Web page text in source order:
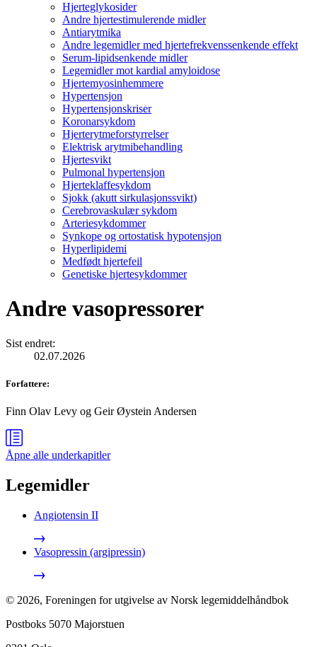
Hjerteglykosider
Andre hjertestimulerende midler
Antiarytmika
Andre legemidler med hjertefrekvenssenkende effekt
Serum-lipidsenkende midler
Legemidler mot kardial amyloidose
Hjertemyosinhemmere
Hypertensjon
Hypertensjonskriser
Koronarsykdom
Hjerterytmeforstyrrelser
Elektrisk arytmibehandling
Hjertesvikt
Pulmonal hypertensjon
Hjerteklaffesykdom
Sjokk (akutt sirkulasjonssvikt)
Cerebrovaskulær sykdom
Arteriesykdommer
Synkope og ortostatisk hypotensjon
Hyperlipidemi
Medfødt hjertefeil
Genetiske hjertesykdommer
Andre vasopressorer
Sist endret:
02.07.2026
Forfattere:
Finn Olav Levy og Geir Øystein Andersen
Åpne alle underkapitler
Legemidler
Angiotensin II
Vasopressin (argipressin)
© 2026, Foreningen for utgivelse av Norsk legemiddelhåndbok
Postboks 5070 Majorstuen